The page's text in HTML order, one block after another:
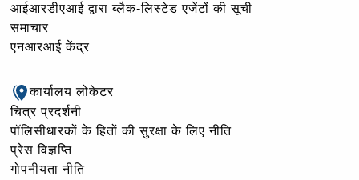
आईआरडीएआई द्वारा ब्लैक-लिस्टेड एजेंटों की सूची
समाचार
एनआरआई केंद्र
कार्यालय लोकेटर
चित्र प्रदर्शनी
पॉलिसीधारकों के हितों की सुरक्षा के लिए नीति
प्रेस विज्ञप्ति
गोपनीयता नीति